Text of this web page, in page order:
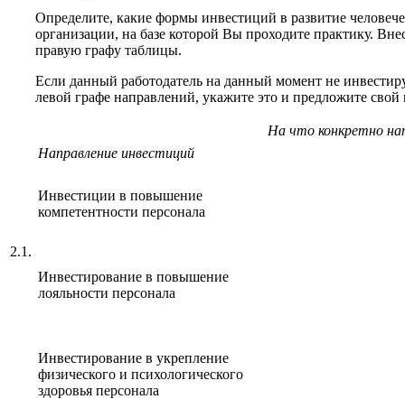
2.1.
Определите, какие формы инвестиций в развитие
организации, на базе которой Вы проходите практику.
правую графу таблицы.
Если данный работодатель на данный момент не
левой графе направлений, укажите это и предложите
Направление инвестиций
На что конкретно
Инвестиции в повышение
компетентности персонала
Инвестирование в повышение
лояльности персонала
Инвестирование в укрепление
физического и психологического
здоровья персонала